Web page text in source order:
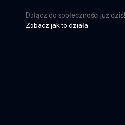
PS5
Dołącz do społeczności już dziś!
Zobacz jak to działa